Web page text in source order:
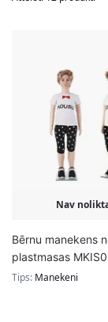
Nav
Bērnu manekens
plastmasas
Tips: Manekeni